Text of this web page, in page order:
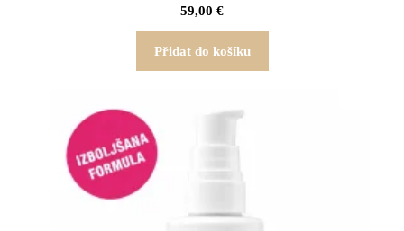
59,00 €
Přidat do košíku